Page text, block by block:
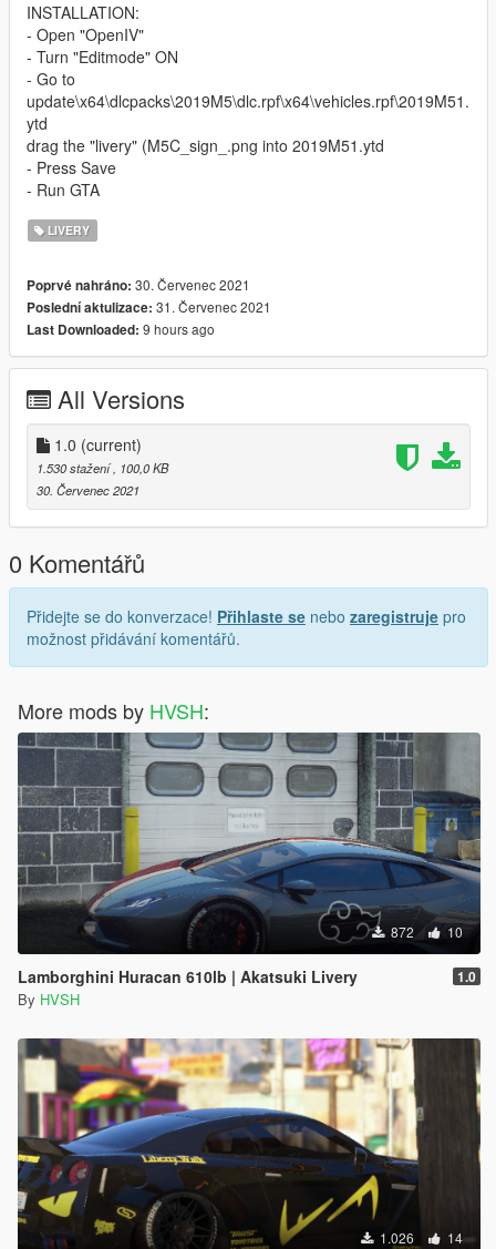
INSTALLATION:
- Open "OpenIV"
- Turn "Editmode" ON
- Go to
update\x64\dlcpacks\2019M5\dlc.rpf\x64\vehicles.rpf\2019M51.
ytd
drag the "livery" (M5C_sign_.png into 2019M51.ytd
- Press Save
- Run GTA
LIVERY
Poprvé nahráno: 30. Červenec 2021
Poslední aktulizace: 31. Červenec 2021
Last Downloaded: 9 hours ago
All Versions
1.0 (current)
1.530 stažení , 100,0 KB
30. Červenec 2021
0 Komentářů
Přidejte se do konverzace! Přihlaste se nebo zaregistruje pro
možnost přidávání komentářů.
More mods by HVSH:
872 10
Lamborghini Huracan 610lb | Akatsuki Livery 1.0
By HVSH
1.026 14